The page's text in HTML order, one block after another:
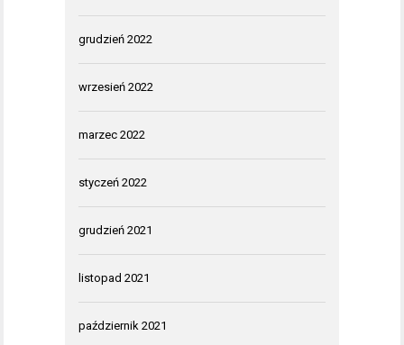
grudzień 2022
wrzesień 2022
marzec 2022
styczeń 2022
grudzień 2021
listopad 2021
październik 2021